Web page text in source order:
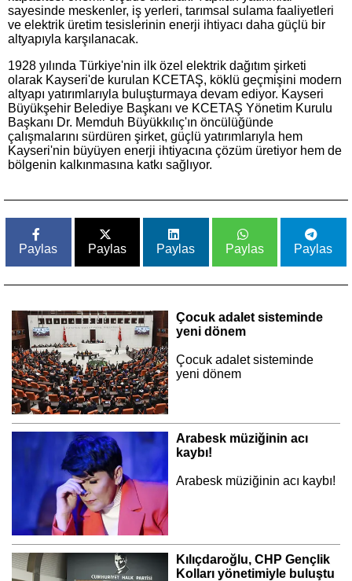
sayesinde meskenler, iş yerleri, tarımsal sulama faaliyetleri
ve elektrik üretim tesislerinin enerji ihtiyacı daha güçlü bir
altyapıyla karşılanacak.
1928 yılında Türkiye'nin ilk özel elektrik dağıtım şirketi
olarak Kayseri'de kurulan KCETAŞ, köklü geçmişini modern
altyapı yatırımlarıyla buluşturmaya devam ediyor. Kayseri
Büyükşehir Belediye Başkanı ve KCETAŞ Yönetim Kurulu
Başkanı Dr. Memduh Büyükkılıç'ın öncülüğünde
çalışmalarını sürdüren şirket, güçlü yatırımlarıyla hem
Kayseri'nin büyüyen enerji ihtiyacına çözüm üretiyor hem de
bölgenin kalkınmasına katkı sağlıyor.
Paylas Paylas Paylas Paylas Paylas
Çocuk adalet sisteminde
yeni dönem
Çocuk adalet sisteminde
yeni dönem
Arabesk müziğinin acı
kaybı!
Arabesk müziğinin acı kaybı!
Kılıçdaroğlu, CHP Gençlik
Kolları yönetimiyle buluştu